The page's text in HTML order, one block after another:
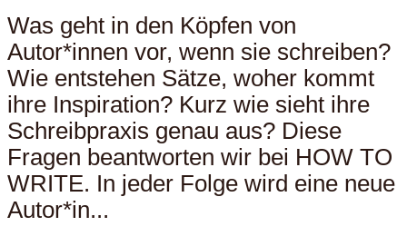
Was geht in den Köpfen von
Autor*innen vor, wenn sie schreiben?
Wie entstehen Sätze, woher kommt
ihre Inspiration? Kurz wie sieht ihre
Schreibpraxis genau aus? Diese
Fragen beantworten wir bei HOW TO
WRITE. In jeder Folge wird eine neue
Autor*in...